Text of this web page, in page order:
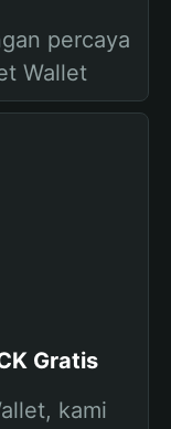
percaya
Wallet
Gratis
kami